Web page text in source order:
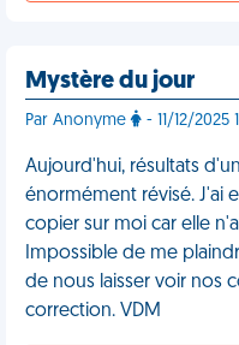
Mystère du jour
Par Anonyme - 11/12/2025
Aujourd'hui, résultats
énormément révisé. J'ai
copier sur moi car elle
Impossible de me
de nous laisser voir nos
correction. VDM